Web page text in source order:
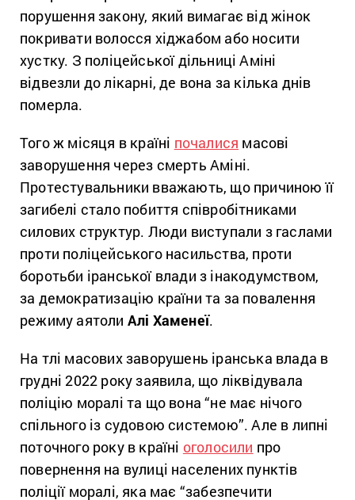
порушення закону, який вимагає від жінок
покривати волосся хіджабом або носити
хустку. З поліцейської дільниці Аміні
відвезли до лікарні, де вона за кілька днів
померла.
Того ж місяця в країні почалися масові
заворушення через смерть Аміні.
Протестувальники вважають, що причиною її
загибелі стало побиття співробітниками
силових структур. Люди виступали з гаслами
проти поліцейського насильства, проти
боротьби іранської влади з інакодумством,
за демократизацію країни та за повалення
режиму аятоли Алі Хаменеї.
На тлі масових заворушень іранська влада в
грудні 2022 року заявила, що ліквідувала
поліцію моралі та що вона “не має нічого
спільного із судовою системою”. Але в липні
поточного року в країні оголосили про
повернення на вулиці населених пунктів
поліції моралі, яка має “забезпечити